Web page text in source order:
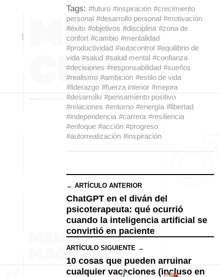
Tags: #futuro #inspiración #crecimiento
personal #desarrollo personal #motivación
#éxito #objetivos #disciplina #zona de
confort #cambio #mentalidad
#productividad #autocontrol #equilibrio de
vida #salud #salud mental #confianza
#decisiones #responsabilidad #sueños
#realismo #ambición #estilo de vida
#liderazgo #fuerza interior #mejora
#desarrollo #pensamiento positivo
#relaciones #entorno #energía #libertad
#independencia #carrera #resiliencia
#enfoque #acción #progreso
#autorrealización #inspiración
← ARTÍCULO ANTERIOR
ChatGPT en el diván del
psicoterapeuta: qué ocurrió
cuando la inteligencia artificial se
convirtió en paciente
ARTÍCULO SIGUIENTE →
10 cosas que pueden arruinar
cualquier vacaciones (incluso en